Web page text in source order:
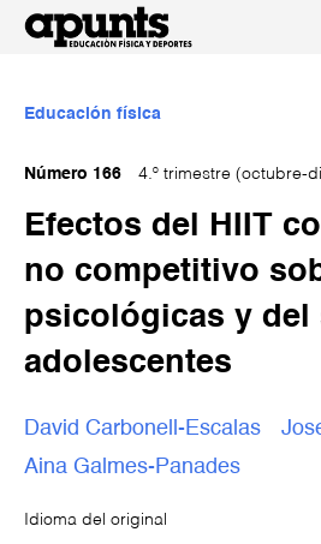
Educación física
Número 166 4.º trimestre (octubre-
Efectos del HIIT
no competitivo
psicológicas y del
adolescentes
David Carbonell-Escalas
Aina Galmes-Panades
Idioma del original